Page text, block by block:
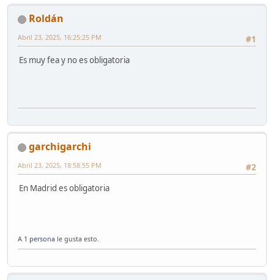
Roldán
#1
Abril 23, 2025, 16:25:25 PM
Es muy fea y no es obligatoria
garchigarchi
#2
Abril 23, 2025, 18:58:55 PM
En Madrid es obligatoria
A 1 persona le gusta esto.